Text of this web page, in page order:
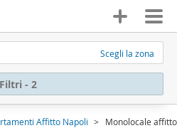
Scegli la zona
Filtri - 2
Affitto Napoli Monolocale